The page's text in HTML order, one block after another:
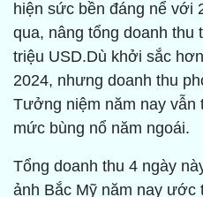
hiện sức bền đáng nể với
qua, nâng tổng doanh thu
triệu USD.Dù khởi sắc
2024, nhưng doanh thu
Tưởng niệm năm nay vẫn
mức bùng nổ năm ngoái.
Tổng doanh thu 4 ngày
ảnh Bắc Mỹ năm nay ước